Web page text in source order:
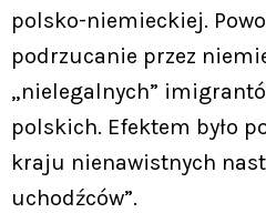
polsko-niemieckiej.
podrzucanie przez
„nielegalnych”
polskich. Efektem było
kraju nienawistnych
uchodźców”.